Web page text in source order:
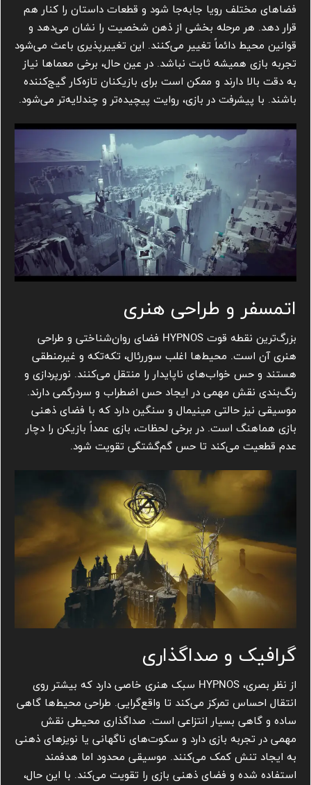
فضاهای مختلف رویا جابه‌جا شود و قطعات داستان را کنار هم
قرار دهد. هر مرحله بخشی از ذهن شخصیت را نشان می‌دهد و
قوانین محیط دائماً تغییر می‌کنند. این تغییرپذیری باعث می‌شود
تجربه بازی همیشه ثابت نباشد. در عین حال، برخی معماها نیاز
به دقت بالا دارند و ممکن است برای بازیکنان تازه‌کار گیج‌کننده
باشند. با پیشرفت در بازی، روایت پیچیده‌تر و چندلایه‌تر می‌شود.
اتمسفر و طراحی هنری
بزرگ‌ترین نقطه قوت HYPNOS فضای روان‌شناختی و طراحی
هنری آن است. محیط‌ها اغلب سوررئال، تکه‌تکه و غیرمنطقی
هستند و حس خواب‌های ناپایدار را منتقل می‌کنند. نورپردازی و
رنگ‌بندی نقش مهمی در ایجاد حس اضطراب و سردرگمی دارند.
موسیقی نیز حالتی مینیمال و سنگین دارد که با فضای ذهنی
بازی هماهنگ است. در برخی لحظات، بازی عمداً بازیکن را دچار
عدم قطعیت می‌کند تا حس گم‌گشتگی تقویت شود.
گرافیک و صداگذاری
از نظر بصری، HYPNOS سبک هنری خاصی دارد که بیشتر روی
انتقال احساس تمرکز می‌کند تا واقع‌گرایی. طراحی محیط‌ها گاهی
ساده و گاهی بسیار انتزاعی است. صداگذاری محیطی نقش
مهمی در تجربه بازی دارد و سکوت‌های ناگهانی یا نویزهای ذهنی
به ایجاد تنش کمک می‌کنند. موسیقی محدود اما هدفمند
استفاده شده و فضای ذهنی بازی را تقویت می‌کند. با این حال،